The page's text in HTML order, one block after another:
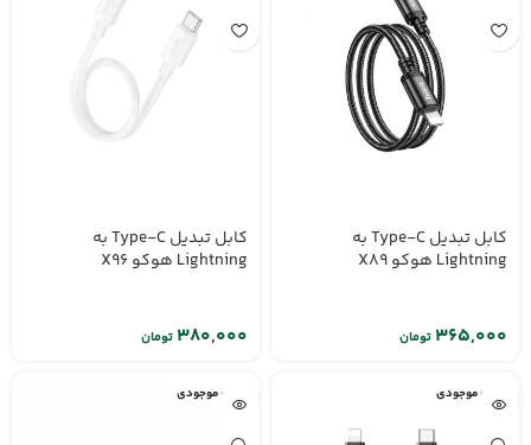
کابل تبدیل Type-C به
Lightning هوکو X89
تومان
کابل تبدیل Type-C به
Lightning هوکو X96
تومان
اتمام موجودی اتمام موجودی